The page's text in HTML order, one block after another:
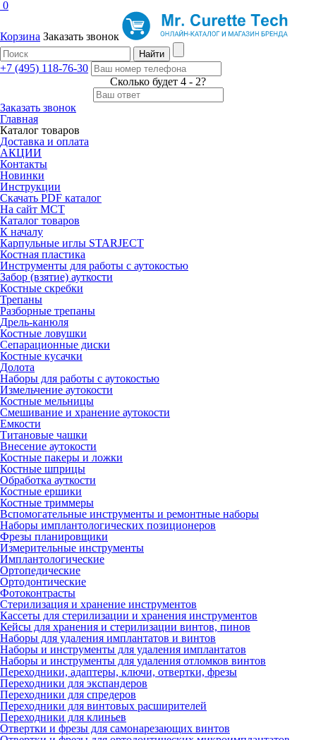
0
Корзина Заказать звонок
+7 (495) 118-76-30
Сколько будет 4 - 2?
Заказать звонок
Главная
Каталог товаров
Доставка и оплата
АКЦИИ
Контакты
Новинки
Инструкции
Скачать PDF каталог
На сайт MCT
Каталог товаров
К началу
Карпульные иглы STARJECT
Костная пластика
Инструменты для работы с аутокостью
Забор (взятие) ауткости
Костные скребки
Трепаны
Разборные трепаны
Дрель-канюля
Костные ловушки
Сепарационные диски
Костные кусачки
Долота
Наборы для работы с аутокостью
Измельчение аутокости
Костные мельницы
Смешивание и хранение аутокости
Емкости
Титановые чашки
Внесение аутокости
Костные пакеры и ложки
Костные шприцы
Обработка ауткости
Костные ершики
Костные триммеры
Вспомогательные инструменты и ремонтные наборы
Наборы имплантологических позиционеров
Фрезы планировщики
Измерительные инструменты
Имплантологические
Ортопедические
Ортодонтические
Фотоконтрасты
Стерилизация и хранение инструментов
Кассеты для стерилизации и хранения инструментов
Кейсы для хранения и стерилизации винтов, пинов
Наборы для удаления имплантатов и винтов
Наборы и инструменты для удаления имплантатов
Наборы и инструменты для удаления отломков винтов
Переходники, адаптеры, ключи, отвертки, фрезы
Переходники для экспандеров
Переходники для спредеров
Переходники для винтовых расширителей
Переходники для клиньев
Отвертки и фрезы для самонарезающих винтов